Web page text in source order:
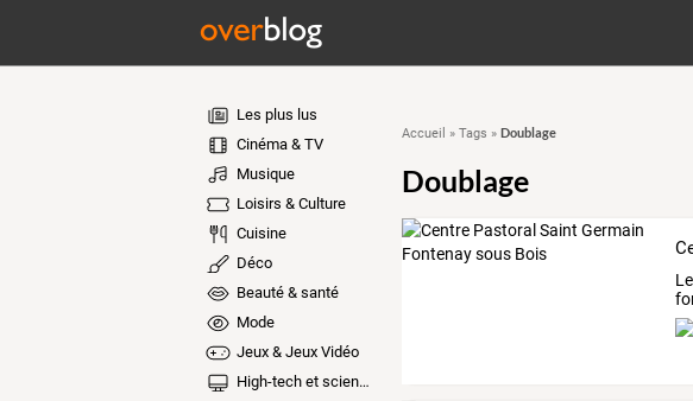
Les plus lus
Cinéma & TV
Musique
Loisirs & Culture
Cuisine
Déco
Beauté & santé
Mode
Jeux & Jeux Vidéo
High-tech et sciences
Accueil » Tags » Doublage
Doublage
Le